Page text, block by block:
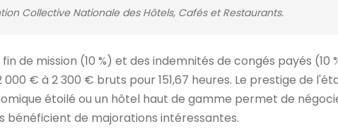
Collective Nationale des Hôtels, Cafés et Restaurants.
de mission (10 %) et des indemnités de congés payés (10
€ à 2 300 € bruts pour 151,67 heures. Le prestige de
étoilé ou un hôtel haut de gamme permet de
bénéficient de majorations intéressantes.